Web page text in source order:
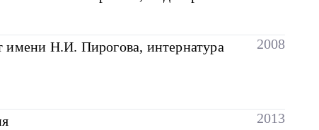
имени Н.И. Пирогова, интернатура
2008
2013